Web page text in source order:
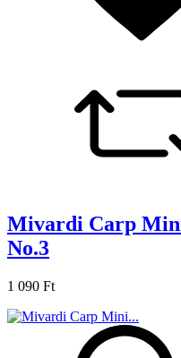
Mivardi Carp Mini
No.3
1 090 Ft